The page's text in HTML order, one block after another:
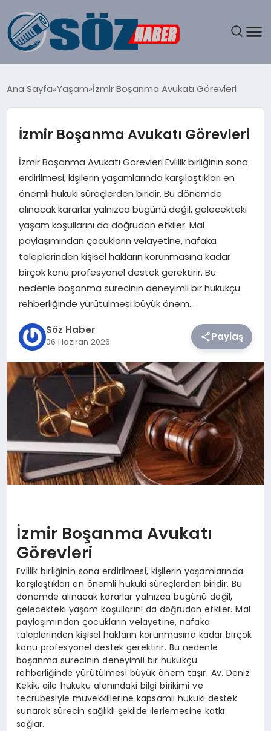
SPOR
MAGAZIN
EKONOMI
EĞITIM
SAĞLIK
DÜNYA
TEKNOLOJI
SIYASET
YAŞAM
Ana Sayfa Yaşam İzmir Boşanma Avukatı Görevleri
İzmir Boşanma Avukatı Görevleri
İzmir Boşanma Avukatı Görevleri Evlilik birliğinin sona
erdirilmesi, kişilerin yaşamlarında karşılaştıkları en
önemli hukuki süreçlerden biridir. Bu dönemde
alınacak kararlar yalnızca bugünü değil, gelecekteki
yaşam koşullarını da doğrudan etkiler. Mal
paylaşımından çocukların velayetine, nafaka
taleplerinden kişisel hakların korunmasına kadar
birçok konu profesyonel destek gerektirir. Bu
nedenle boşanma sürecinin deneyimli bir hukukçu
rehberliğinde yürütülmesi büyük önem…
Söz Haber
06 Haziran 2026 Paylaş
İzmir Boşanma Avukatı
Görevleri
Evlilik birliğinin sona erdirilmesi, kişilerin yaşamlarında
karşılaştıkları en önemli hukuki süreçlerden biridir. Bu
dönemde alınacak kararlar yalnızca bugünü değil,
gelecekteki yaşam koşullarını da doğrudan etkiler. Mal
paylaşımından çocukların velayetine, nafaka
taleplerinden kişisel hakların korunmasına kadar birçok
konu profesyonel destek gerektirir. Bu nedenle
boşanma sürecinin deneyimli bir hukukçu
rehberliğinde yürütülmesi büyük önem taşır. Av. Deniz
Kekik, aile hukuku alanındaki bilgi birikimi ve
tecrübesiyle müvekkillerine kapsamlı hukuki destek
sunarak sürecin sağlıklı şekilde ilerlemesine katkı
sağlar.